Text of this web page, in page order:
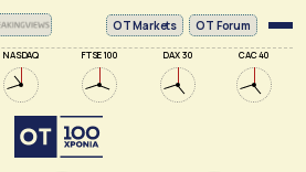
NASDAQ FTSE 100 DAX 30 CAC 40
ΟΤ Markets OT Forum